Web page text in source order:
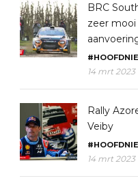
BRC
zeer
14 mrt 2023
Rally
Veiby
14 mrt 2023